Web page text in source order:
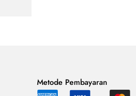
Metode Pembayaran